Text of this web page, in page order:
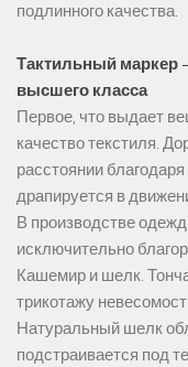
подлинного качества.
Тактильный маркер
высшего класса
Первое, что выдает
качество текстиля.
расстоянии
драпируется в
В производстве
исключительно
Кашемир и шелк.
трикотажу
Натуральный шелк
подстраивается под